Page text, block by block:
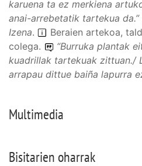
karuena ta ez merkiena
anai-arrebetatik tartekua da.”
Izena.
Beraien artekoa,
colega.
“Burruka plantak
kuadrillak tartekuak zittuan./
arrapau dittue baiña lapurra
Multimedia
Bisitarien oharrak